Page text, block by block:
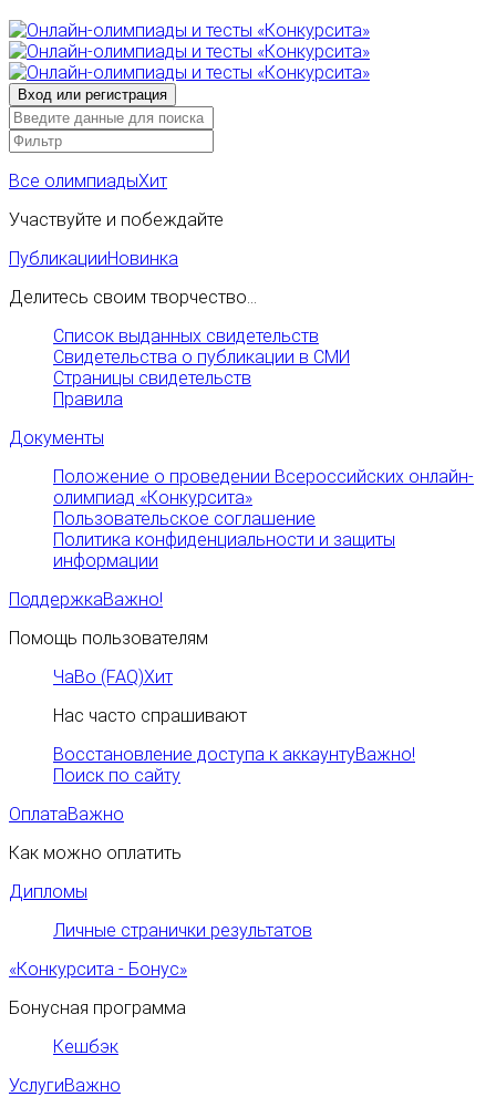
Все олимпиадыХит
Участвуйте и побеждайте
ПубликацииНовинка
Делитесь своим творчество...
Список выданных свидетельств
Свидетельства о публикации в СМИ
Страницы свидетельств
Правила
Документы
Положение о проведении Всероссийских онлайн-
олимпиад «Конкурсита»
Пользовательское соглашение
Политика конфиденциальности и защиты
информации
ПоддержкаВажно!
Помощь пользователям
ЧаВо (FAQ)Хит
Нас часто спрашивают
Восстановление доступа к аккаунтуВажно!
Поиск по сайту
ОплатаВажно
Как можно оплатить
Дипломы
Личные странички результатов
«Конкурсита - Бонус»
Бонусная программа
Кешбэк
УслугиВажно